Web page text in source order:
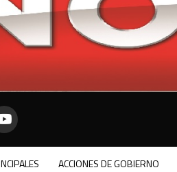
ACCIONES DE GOBIERNO